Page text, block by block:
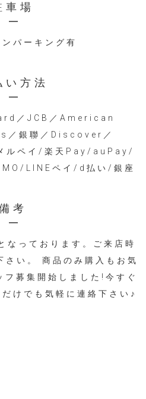
車場
パーキング有
い方法
／JCB／American
銀聯／Discover／
ルペイ/楽天Pay/auPay/
LINEペイ/d払い/銀座
考
なっております。ご来店時
さい。 商品のみ購入もお気
募集開始しました!今すぐ
けでも気軽に連絡下さい♪